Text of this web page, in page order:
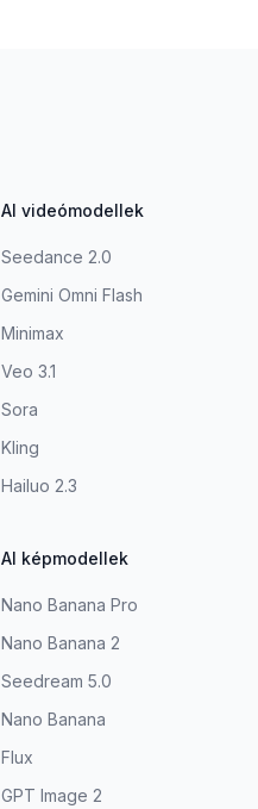
AI videómodellek
Seedance 2.0
Gemini Omni Flash
Minimax
Veo 3.1
Sora
Kling
Hailuo 2.3
AI képmodellek
Nano Banana Pro
Nano Banana 2
Seedream 5.0
Nano Banana
Flux
GPT Image 2